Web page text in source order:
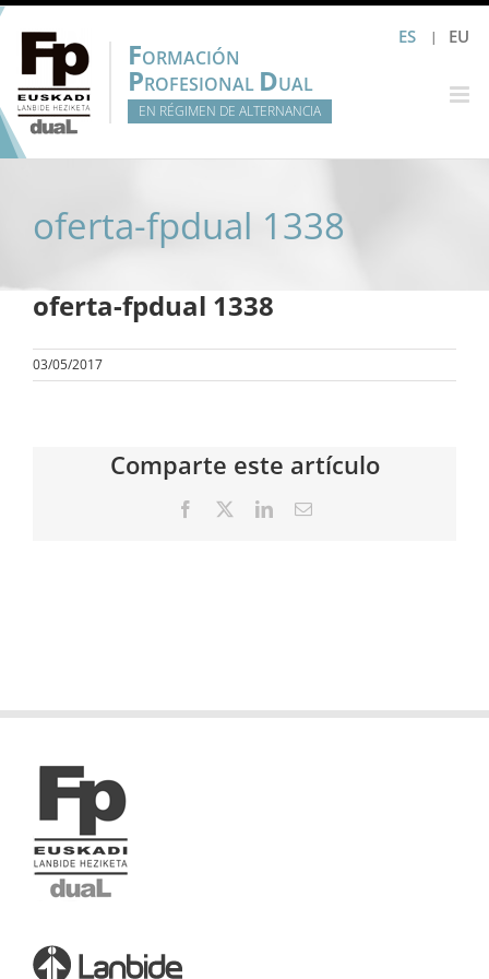
Saltar
contenido
ES EU
FORMACIÓN
PROFESIONAL DUAL
EN RÉGIMEN DE ALTERNANCIA
oferta-fpdual 1338
oferta-fpdual 1338
03/05/2017
Comparte este artículo
Facebook LinkedInCorreo